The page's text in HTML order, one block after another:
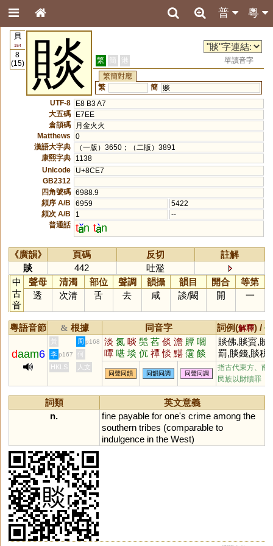
粵
普
貝
154
8
(15)
賧 繁 簡 港
單讀音字
繁簡對應
繁
簡
赕
UTF-8
E8 B3 A7
大五碼
E7EE
倉頡碼
月金火火
Matthews
0
漢語大字典
（一版）3650；（二版）3891
康熙字典
1138
Unicode
U+8CE7
GB2312
四角號碼 6988.9
頻序 A/B
6959
5422
頻次 A/B
1
--
普通話 t n t n
《廣韻》 頁碼 反切
註解
賧
442
吐濫
中
古
音
聲母 清濁 部位 聲調 韻攝 韻目 開合
等第
透
次清 舌 去 咸 談/闞 開 一
粵語音節 & 根據 同音字 詞例(解釋) /
daam6
黃 周 p168 淡 氮 啖 髧 萏 倓 澹 贉 嚪
嘾 啿 埮 伔 禫 惔 黮 霮 餤
賧佛,賧賨,賧
罰,賧錢,賧税
李 p167
何
HKLS
人文
同聲同韻 同韻同調 同聲同調
指古代東方、南
民族以財贖罪
詞類
英文意義
n.
fine payable for one's crime among the
southern tribes (comparable to
indulgence in the West)